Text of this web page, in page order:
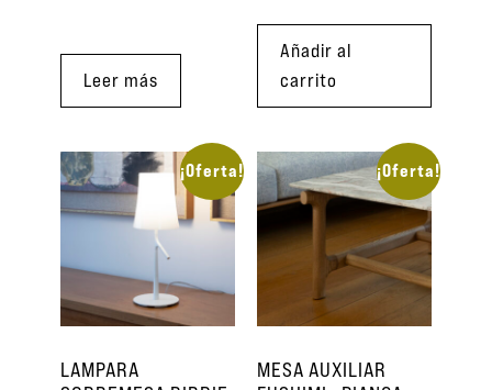
Leer más
Añadir al
carrito
¡Oferta!
LAMPARA
¡Oferta!
MESA AUXILIAR